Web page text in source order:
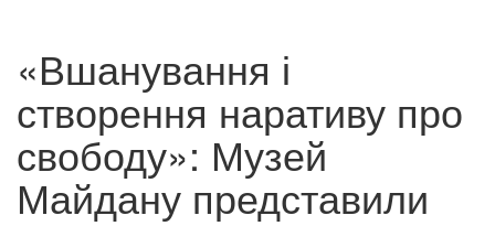
«Вшанування і
створення наративу про
свободу»: Музей
Майдану представили